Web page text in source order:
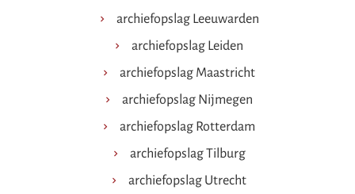
archiefopslag Leeuwarden
archiefopslag Leiden
archiefopslag Maastricht
archiefopslag Nijmegen
archiefopslag Rotterdam
archiefopslag Tilburg
archiefopslag Utrecht